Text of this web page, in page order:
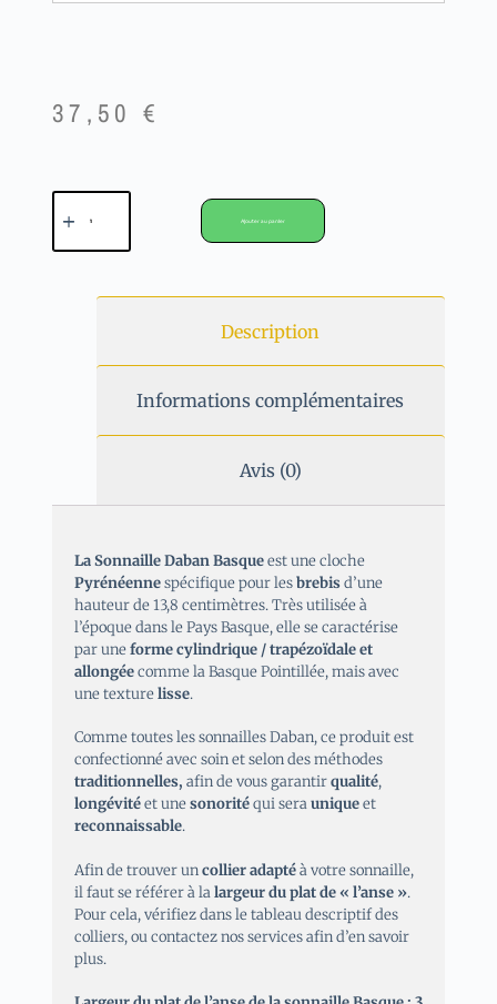
37,50€
Ajouter au panier
Description
Informations complémentaires
Avis (0)
La Sonnaille Daban Basqueest une cloche
Pyrénéennespécifique pour lesbrebisd’une
hauteur de 13,8 centimètres. Très utilisée à
l’époque dans le Pays Basque, elle se caractérise
par uneforme cylindrique / trapézoïdale et
allongéecomme la Basque Pointillée, mais avec
une texturelisse.
Comme toutes les sonnailles Daban, ce produit est
confectionné avec soin et selon des méthodes
traditionnelles, afin de vous garantirqualité,
longévitéet unesonoritéqui serauniqueet
reconnaissable.
Afin de trouver uncollier adaptéà votre sonnaille,
il faut se référer à lalargeur du plat de « l’anse ».
Pour cela, vérifiez dans le tableau descriptif des
colliers, ou contactez nos services afin d’en savoir
plus.